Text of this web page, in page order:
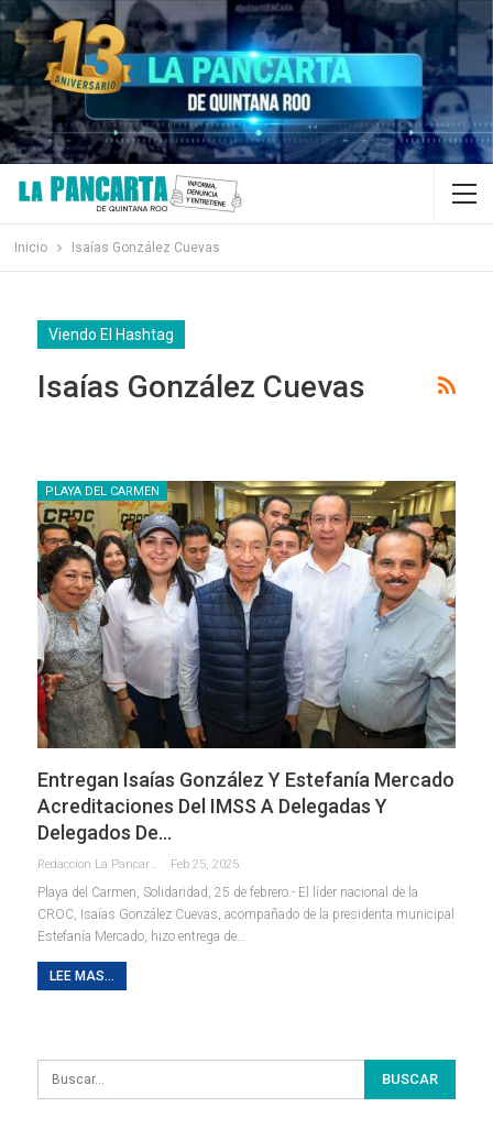
Inicio Isaías González Cuevas
Viendo El Hashtag
Isaías González Cuevas
PLAYA DEL CARMEN
Entregan Isaías González Y Estefanía Mercado
Acreditaciones Del IMSS A Delegadas Y
Delegados De…
Redaccion La Pancarta De Quintana Roo Feb 25, 2025
Playa del Carmen, Solidaridad, 25 de febrero.- El líder nacional de la
CROC, Isaías González Cuevas, acompañado de la presidenta municipal
Estefanía Mercado, hizo entrega de…
LEE MAS...